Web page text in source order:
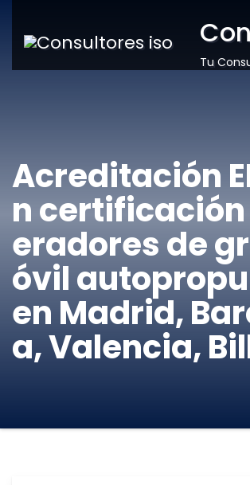
Tu
Acreditación
n certificación
eradores de
óvil
en Madrid,
a, Valencia,